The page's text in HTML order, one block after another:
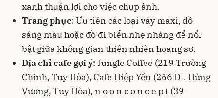
xanh thuận lợi cho việc chụp ảnh.
Trang phục:Ưu tiên các loại váy maxi, đồ
sáng màu hoặc đồ đi biển nhẹ nhàng để nổi
bật giữa không gian thiên nhiên hoang sơ.
Địa chỉ cafe gợi ý:Jungle Coffee (219 Trường
Chinh, Tuy Hòa), Cafe Hiệp Yến (266 ĐL Hùng
Vương, Tuy Hòa), n o o n c o n c e p t (39